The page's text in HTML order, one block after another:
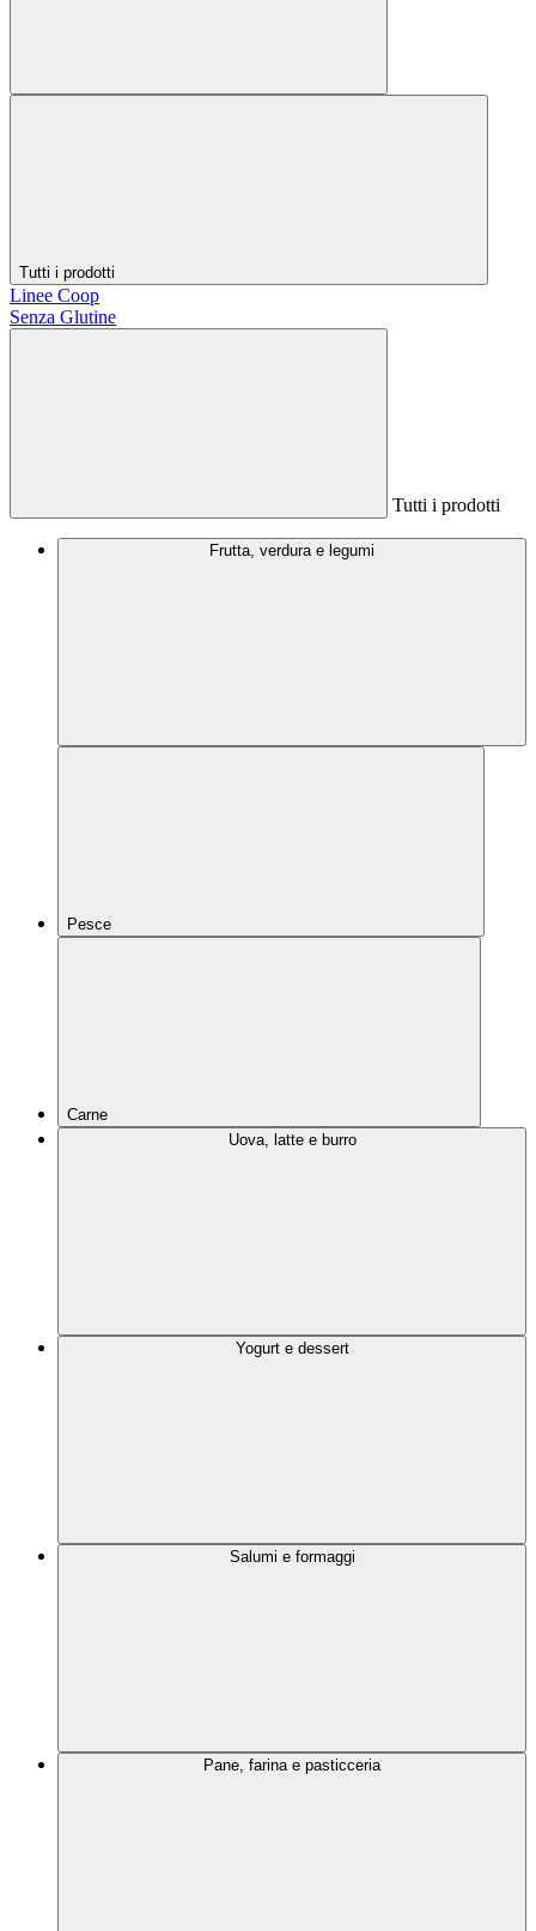
Tutti i prodotti
Linee Coop
Senza Glutine
Tutti i prodotti
Frutta, verdura e legumi
Pesce
Carne
Uova, latte e burro
Yogurt e dessert
Salumi e formaggi
Pane, farina e pasticceria